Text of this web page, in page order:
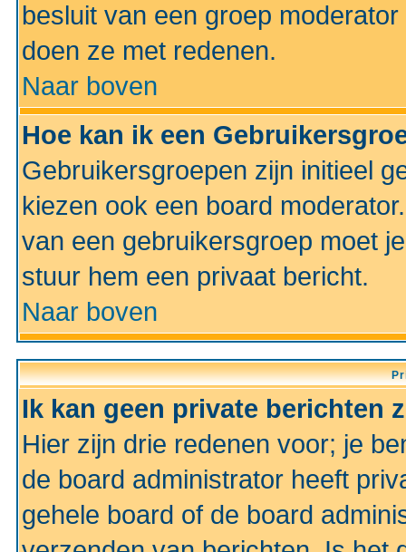
besluit van een groep
doen ze met redenen.
Naar boven
Hoe kan ik een
Gebruikersgroepen zijn initieel
kiezen ook een board
van een gebruikersgroep moet
stuur hem een privaat bericht.
Naar boven
Ik kan geen private berichten
Hier zijn drie redenen voor; je
de board administrator heeft
gehele board of de board